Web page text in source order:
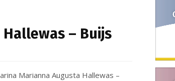
– Buijs
Marianna Augusta Hallewas –